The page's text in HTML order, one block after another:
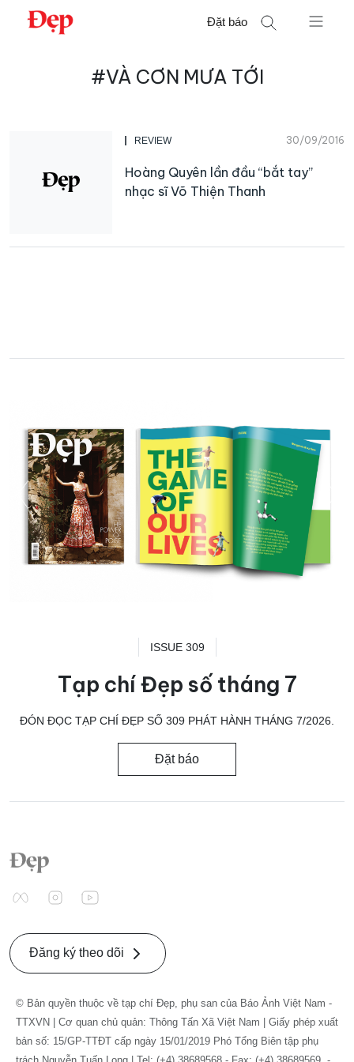
Chuyển
Đặt báo
#VÀ CƠN MƯA TỚI
REVIEW 30/09/2016
Hoàng Quyên lần đầu “bắt tay”
nhạc sĩ Võ Thiện Thanh
ISSUE 309
Tạp chí Đẹp số tháng 7
ĐÓN ĐỌC TẠP CHÍ ĐẸP SỐ 309 PHÁT HÀNH THÁNG 7/2026.
Đặt báo
Đăng ký theo dõi
© Bản quyền thuộc về tạp chí Đẹp, phụ san của Báo Ảnh Việt Nam -
TTXVN | Cơ quan chủ quản: Thông Tấn Xã Việt Nam | Giấy phép xuất
bản số: 15/GP-TTĐT cấp ngày 15/01/2019 Phó Tổng Biên tập phụ